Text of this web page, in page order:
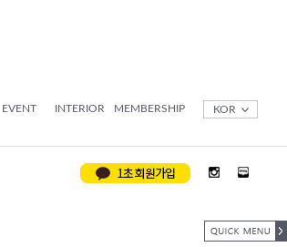
EVENT INTERIOR MEMBERSHIP KOR